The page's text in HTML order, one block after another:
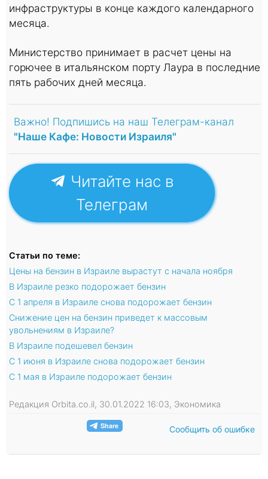
инфраструктуры в конце каждого календарного
месяца.
Министерство принимает в расчет цены на
горючее в итальянском порту Лаура в последние
пять рабочих дней месяца.
Важно! Подпишись на наш Телеграм-канал
"Наше Кафе: Новости Израиля"
Читайте нас в
Телеграм
Статьи по теме:
Цены на бензин в Израиле вырастут с начала ноября
В Израиле резко подорожает бензин
С 1 апреля в Израиле снова подорожает бензин
Снижение цен на бензин приведет к массовым
увольнениям в Израиле?
В Израиле подешевел бензин
С 1 июня в Израиле снова подорожает бензин
С 1 мая в Израиле подорожает бензин
Редакция Orbita.co.il, 30.01.2022 16:03, Экономика
Сообщить об ошибке